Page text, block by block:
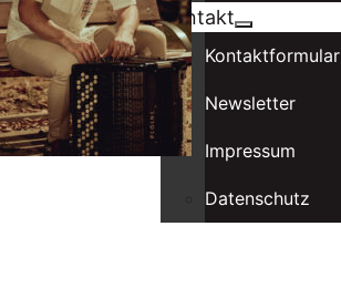
Kontakt
Kontaktformular
Newsletter
Impressum
Datenschutz